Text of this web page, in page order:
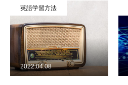
英語学習方法
2022.04.08